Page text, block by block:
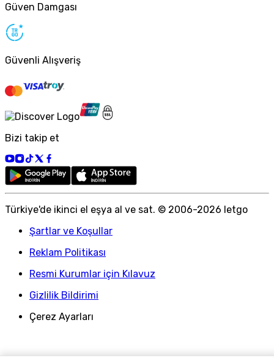
Güven Damgası
Güvenli Alışveriş
Bizi takip et
Türkiye'de ikinci el eşya al ve sat. © 2006-2026 letgo
Şartlar ve Koşullar
Reklam Politikası
Resmi Kurumlar için Kılavuz
Gizlilik Bildirimi
Çerez Ayarları